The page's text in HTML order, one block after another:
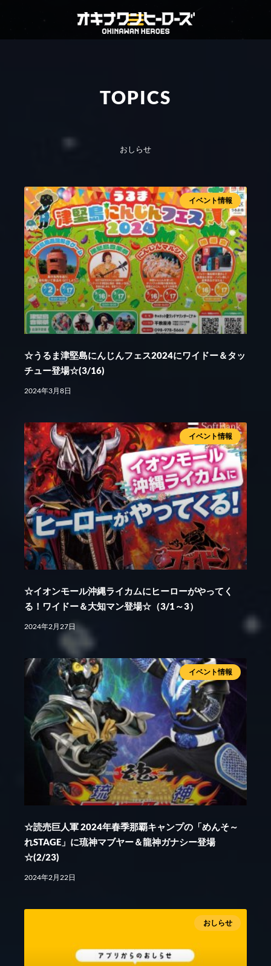
TOPICS
おしらせ
イベント情報
☆うるま津堅島にんじんフェス2024にワイドー＆タッ
チュー登場☆(3/16)
2024年3月8日
イベント情報
☆イオンモール沖縄ライカムにヒーローがやってく
る！ワイドー＆大知マン登場☆（3/1～3）
2024年2月27日
イベント情報
☆読売巨人軍 2024年春季那覇キャンプの「めんそ～
れSTAGE」に琉神マブヤー＆龍神ガナシー登場
☆(2/23)
2024年2月22日
おしらせ